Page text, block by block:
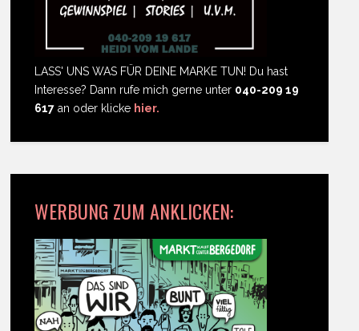
LASS' UNS WAS FÜR DEINE MARKE TUN! Du hast
Interesse? Dann rufe mich gerne unter 040-209 19
617 an oder klicke hier.
WERBUNG ZUM ANKLICKEN: